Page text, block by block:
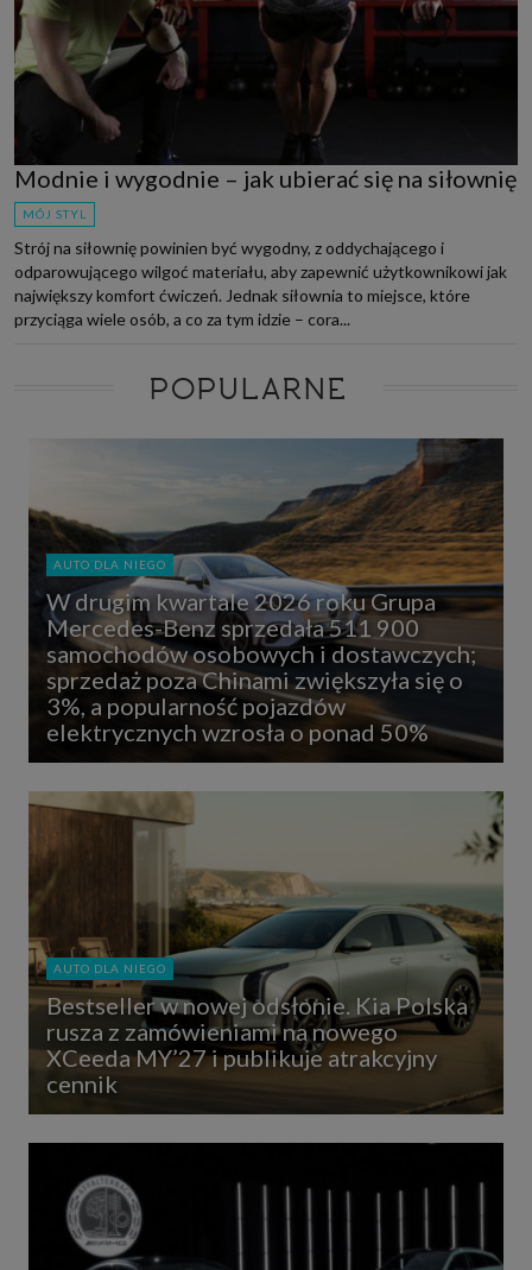
Modnie i wygodnie – jak ubierać się na siłownię
MÓJ STYL
Strój na siłownię powinien być wygodny, z oddychającego i
odparowującego wilgoć materiału, aby zapewnić użytkownikowi jak
największy komfort ćwiczeń. Jednak siłownia to miejsce, które
przyciąga wiele osób, a co za tym idzie – cora...
POPULARNE
AUTO DLA NIEGO
W drugim kwartale 2026 roku Grupa
Mercedes-Benz sprzedała 511 900
samochodów osobowych i dostawczych;
sprzedaż poza Chinami zwiększyła się o
3%, a popularność pojazdów
elektrycznych wzrosła o ponad 50%
AUTO DLA NIEGO
Bestseller w nowej odsłonie. Kia Polska
rusza z zamówieniami na nowego
XCeeda MY’27 i publikuje atrakcyjny
cennik